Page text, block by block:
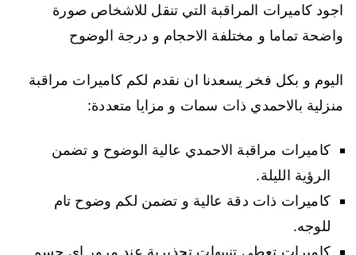
اجود كاميرات المراقبة التي تنقل للاشخاص صورة
واضحة تماما و مختلفة الاحجام و درجة الوضوح
اليوم و بكل فخر يسعدنا ان نقدم لكم كاميرات مراقبة
منزلية بالاحمدي ذات سمات و مزايا متعددة:
كاميرات مراقبة الاحمدي عالية الوضوح و تضمن
الرؤية الليلة.
كاميرات ذات دقة عالية و تضمن لكم وضوح تام
للوجه.
كاميرات تعطي تنبيهات تحذيرية عند مرور اي جسم